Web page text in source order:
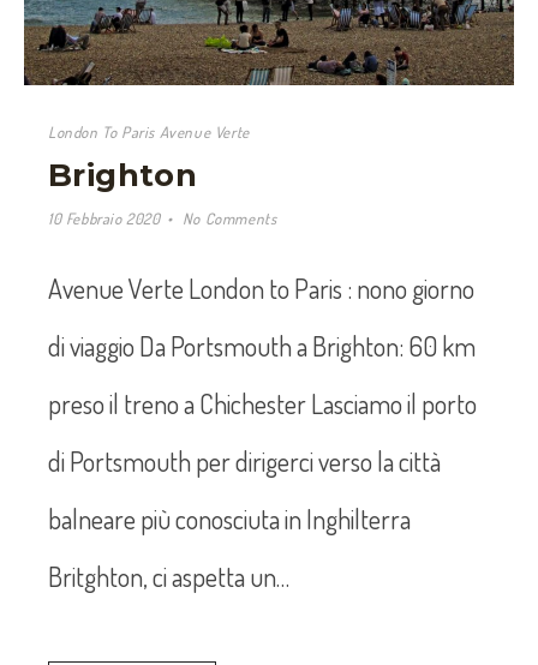
London To Paris Avenue Verte
Brighton
10 Febbraio 2020 No Comments
Avenue Verte London to Paris : nono giorno
di viaggio Da Portsmouth a Brighton: 60 km
preso il treno a Chichester Lasciamo il porto
di Portsmouth per dirigerci verso la città
balneare più conosciuta in Inghilterra
Britghton, ci aspetta un…